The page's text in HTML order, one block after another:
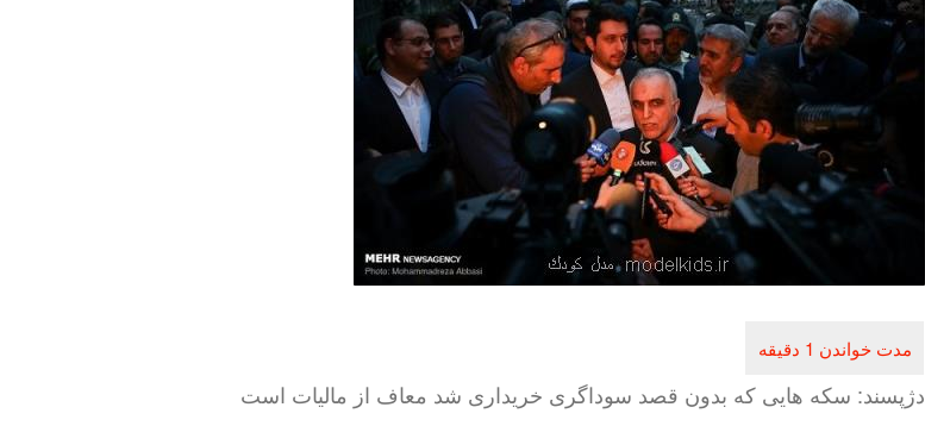
دژپسند: سكه هایی كه بدون قصد سوداگری خریداری شد معاف از مالیات است